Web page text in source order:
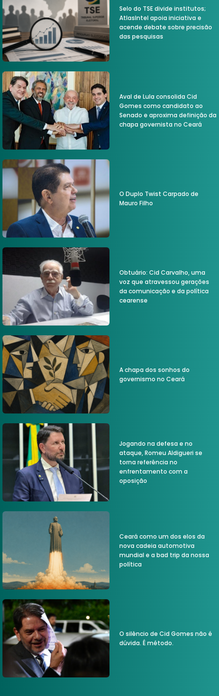
Selo do TSE divide institutos;
AtlasIntel apoia iniciativa e
acende debate sobre precisão
das pesquisas
Aval de Lula consolida Cid
Gomes como candidato ao
Senado e aproxima definição da
chapa governista no Ceará
O Duplo Twist Carpado de
Mauro Filho
Obtuário: Cid Carvalho, uma
voz que atravessou gerações
da comunicação e da política
cearense
A chapa dos sonhos do
governismo no Ceará
Jogando na defesa e no
ataque, Romeu Aldigueri se
torna referência no
enfrentamento com a
oposição
Ceará como um dos elos da
nova cadeia automotiva
mundial e a bad trip da nossa
política
O silêncio de Cid Gomes não é
dúvida. É método.